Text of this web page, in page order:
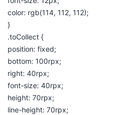
color: rgb(114, 112, 112);
}
.toCollect {
position: fixed;
bottom: 100rpx;
right: 40rpx;
font-size: 40rpx;
height: 70rpx;
line-height: 70rpx;